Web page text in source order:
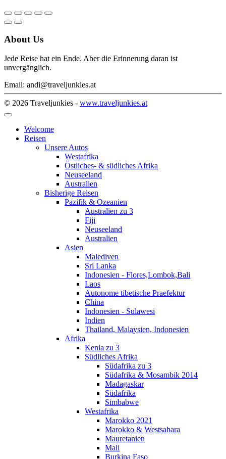
About Us
Jede Reise hat ein Ende. Aber die Erinnerung daran ist
unvergänglich.
Email: andi@traveljunkies.at
© 2026 Traveljunkies - www.traveljunkies.at
Welcome
Reisen
Unsere Autos
Westafrika
Östliches- & südliches Afrika
Neuseeland
Australien
Bisherige Reisen
Pazifik & Ozeanien
Australien zu 3
Fiji
Neuseeland
Australien
Asien
Malediven
Sri Lanka
Indonesien - Flores,Lombok,Bali
Laos
Autonome tibetische Praefektur
China
Indonesien - Sulawesi
Indien
Thailand, Malaysien, Indonesien
Afrika
Kenia zu 3
Südliches Afrika
Südafrika zu 3
Südafrika & Mosambik 2014
Madagaskar
Südafrika
Simbabwe
Westafrika
Marokko 2021
Marokko & Westsahara
Mauretanien
Mali
Burkina Faso